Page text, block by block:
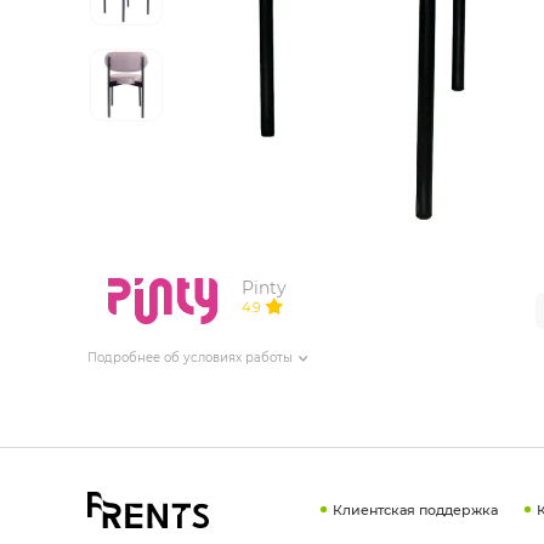
ИЗДЕЛИЯ ДЛЯ КОМФОРТА
ТЕХНИЧЕСКОЕ ОБОРУДОВАНИЕ
Pinty
4.9
Подробнее об условиях работы
Клиентская поддержка